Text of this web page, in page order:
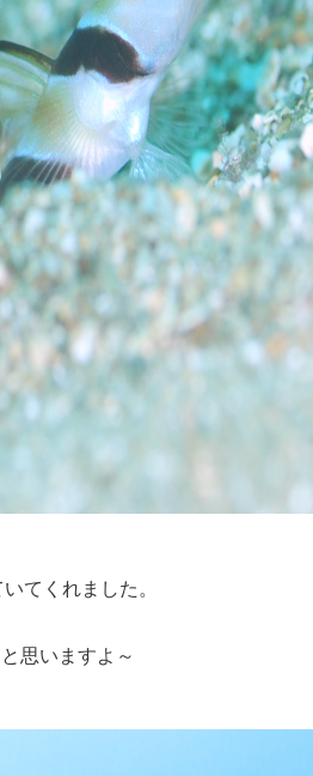
てくれました。
思いますよ～